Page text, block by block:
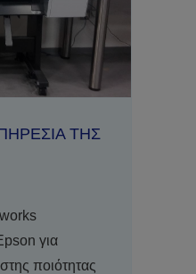
ΤΗΣ
για
ποιότητας